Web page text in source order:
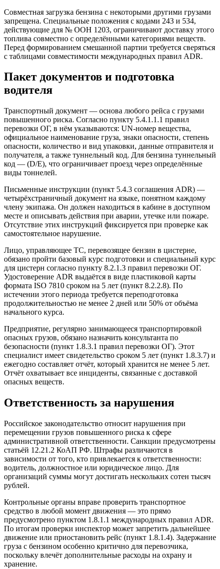
Совместная загрузка бензина с некоторыми другими грузами
запрещена. Специальные положения с кодами 243 и 534,
действующие для № ООН 1203, ограничивают доставку этого
топлива совместно с определёнными категориями веществ.
Перед формированием смешанной партии требуется сверяться
с таблицами совместимости международных правил ADR.
Пакет документов и подготовка
водителя
Транспортный документ — основа любого рейса с грузами
повышенного риска. Согласно пункту 5.4.1.1.1 правил
перевозки ОГ, в нём указываются: UN-номер вещества,
официальное наименование груза, знаки опасности, степень
опасности, количество и вид упаковки, данные отправителя и
получателя, а также туннельный код. Для бензина туннельный
код — (D/E), что ограничивает проезд через определённые
виды тоннелей.
Письменные инструкции (пункт 5.4.3 соглашения ADR) —
четырёхстраничный документ на языке, понятном каждому
члену экипажа. Он должен находиться в кабине в доступном
месте и описывать действия при аварии, утечке или пожаре.
Отсутствие этих инструкций фиксируется при проверке как
самостоятельное нарушение.
Лицо, управляющее ТС, перевозящее бензин в цистерне,
обязано пройти базовый курс подготовки и специальный курс
для цистерн согласно пункту 8.2.1.3 правил перевозки ОГ.
Удостоверение ADR выдаётся в виде пластиковой карты
формата ISO 7810 сроком на 5 лет (пункт 8.2.2.8). По
истечении этого периода требуется переподготовка
продолжительностью не менее 2 дней или 50% от объёма
начального курса.
Предприятие, регулярно занимающееся транспортировкой
опасных грузов, обязано назначить консультанта по
безопасности (пункт 1.8.3.1 правил перевозки ОГ). Этот
специалист имеет свидетельство сроком 5 лет (пункт 1.8.3.7) и
ежегодно составляет отчёт, который хранится не менее 5 лет.
Отчёт охватывает все инциденты, связанные с доставкой
опасных веществ.
Ответственность за нарушения
Российское законодательство относит нарушения при
перемещении грузов повышенного риска к сфере
административной ответственности. Санкции предусмотрены
статьёй 12.21.2 КоАП РФ. Штрафы различаются в
зависимости от того, кто привлекается к ответственности:
водитель, должностное или юридическое лицо. Для
организаций суммы могут достигать нескольких сотен тысяч
рублей.
Контрольные органы вправе проверить транспортное
средство в любой момент движения — это прямо
предусмотрено пунктом 1.8.1.1 международных правил ADR.
По итогам проверки инспектор может запретить дальнейшее
движение или приостановить рейс (пункт 1.8.1.4). Задержание
груза с бензином особенно критично для перевозчика,
поскольку влечёт дополнительные расходы на охрану и
хранение.